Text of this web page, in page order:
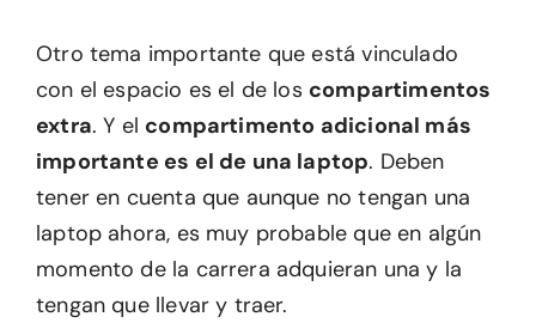
Otro tema importante que está vinculado
con el espacio es el de los compartimentos
extra. Y el compartimento adicional más
importante es el de una laptop. Deben
tener en cuenta que aunque no tengan una
laptop ahora, es muy probable que en algún
momento de la carrera adquieran una y la
tengan que llevar y traer.